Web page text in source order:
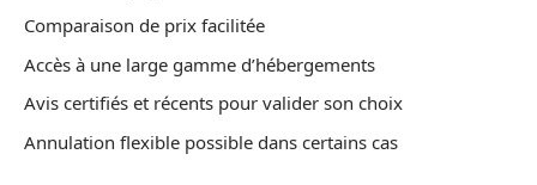
Comparaison de prix facilitée
Accès à une large gamme d’hébergements
Avis certifiés et récents pour valider son choix
Annulation flexible possible dans certains cas